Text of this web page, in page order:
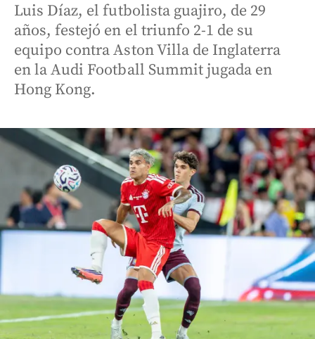
Luis Díaz, el futbolista guajiro, de 29
años, festejó en el triunfo 2-1 de su
equipo contra Aston Villa de Inglaterra
en la Audi Football Summit jugada en
Hong Kong.